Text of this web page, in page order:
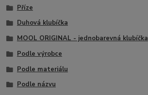
Příze
Duhová klubíčka
MOOL ORIGINAL - jednobarevná klubíčka
Podle výrobce
Podle materiálu
Podle názvu